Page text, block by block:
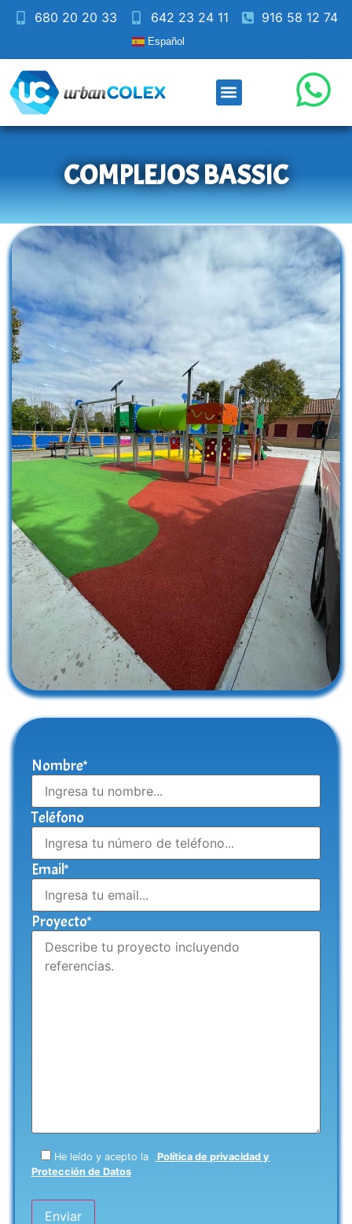
680 20 20 33 642 23 24 11 916 58 12 74
Español
COMPLEJOS BASSIC
Nombre*
Teléfono
Email*
Proyecto*
He leído y acepto la
Política de privacidad y
Protección de Datos